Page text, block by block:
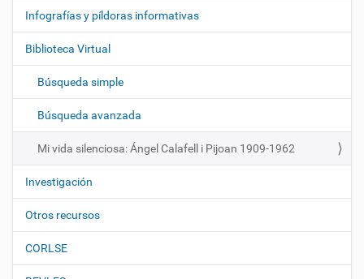
e
g
a
i
n
Infografías y píldoras informativas
Biblioteca Virtual
Búsqueda simple
Búsqueda avanzada
Mi vida silenciosa: Ángel Calafell i Pijoan 1909-1962
Investigación
Otros recursos
CORLSE